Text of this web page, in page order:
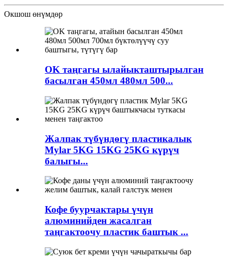
Окшош өнүмдөр
OK таңгагы ылайыкташтырылган
басылган 450мл 480мл 500...
Жалпак түбүндөгү пластикалык
Mylar 5KG 15KG 25KG күрүч
балыгы...
Кофе буурчактары үчүн
алюминийден жасалган
таңгактоочу пластик баштык ...